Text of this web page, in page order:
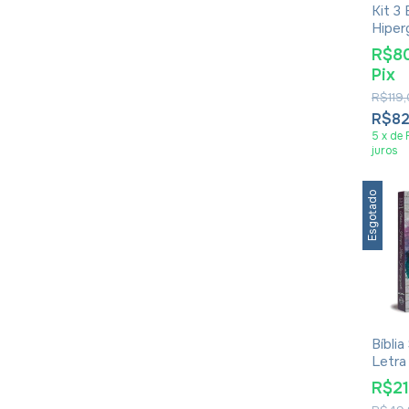
Kit 3
Luxo
Pix
5 x de
juros
Esgotado
Bíblia
Letra
Harpa